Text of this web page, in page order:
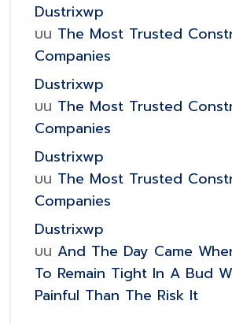
Dustrixwp
บน The Most Trusted
Companies
Dustrixwp
บน The Most Trusted
Companies
Dustrixwp
บน The Most Trusted
Companies
Dustrixwp
บน And The Day Came
To Remain Tight In A Bud
Painful Than The Risk It